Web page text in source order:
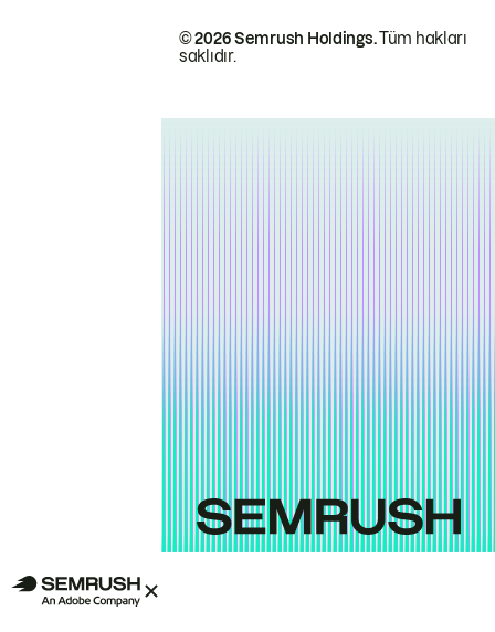
© 2026 Semrush Holdings.Tüm hakları
saklıdır.